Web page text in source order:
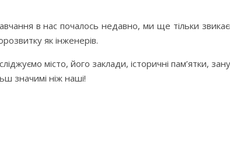
в нас почалось недавно, ми ще тільки
як інженерів.
місто, його заклади, історичні пам’ятки,
значимі ніж наші!